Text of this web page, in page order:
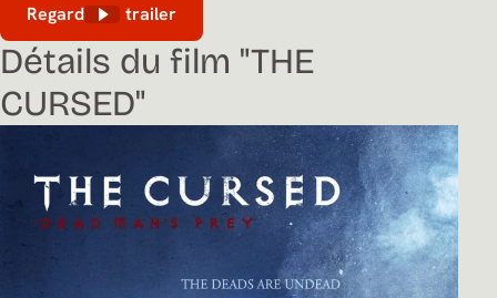
Regarder le trailer
Détails du film "THE
CURSED"